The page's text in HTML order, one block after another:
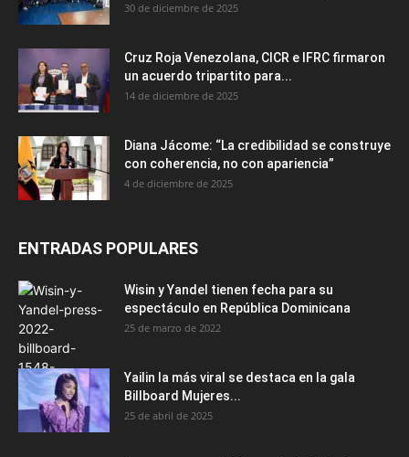
30 de diciembre de 2025
Cruz Roja Venezolana, CICR e IFRC firmaron
un acuerdo tripartito para...
14 de diciembre de 2025
Diana Jácome: “La credibilidad se construye
con coherencia, no con apariencia”
4 de diciembre de 2025
ENTRADAS POPULARES
Wisin y Yandel tienen fecha para su
espectáculo en República Dominicana
25 de marzo de 2022
Yailin la más viral se destaca en la gala
Billboard Mujeres...
25 de abril de 2025